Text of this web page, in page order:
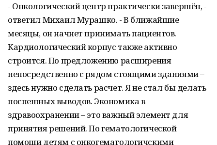
- Онкологический центр практически завершён, -
ответил Михаил Мурашко. - В ближайшие
месяцы, он начнет принимать пациентов.
Кардиологический корпус также активно
строится. По предложению расширения
непосредственно с рядом стоящими зданиями –
здесь нужно сделать расчет. Я не стал бы делать
поспешных выводов. Экономика в
здравоохранении – это важный элемент для
принятия решений. По гематологической
помощи детям с онкогематологичскими